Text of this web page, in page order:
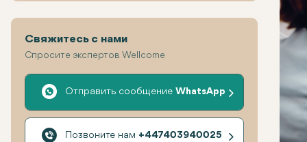
Свяжитесь с нами
Спросите экспертов Wellcome
Отправить сообщение WhatsApp
Позвоните нам +447403940025